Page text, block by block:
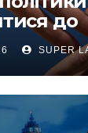
до
SUPER